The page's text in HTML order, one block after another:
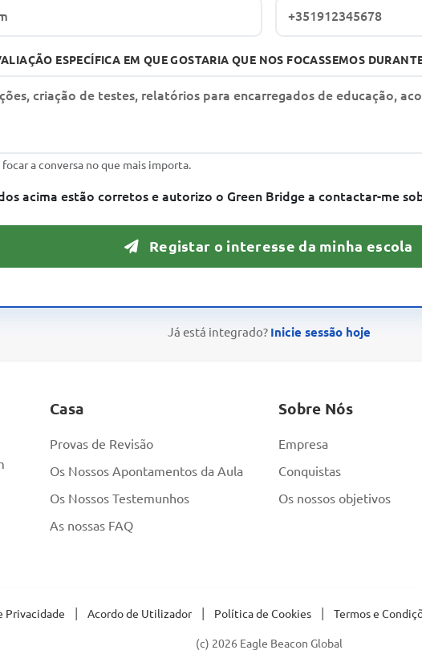
ESPECÍFICA EM QUE GOSTARIA QUE NOS FOCASSEMOS
a conversa no que mais importa.
acima estão corretos e autorizo o Green Bridge a contactar-me
Registar o interesse da minha escola
Já está integrado? Inicie sessão hoje
Casa
Provas de Revisão
Os Nossos Apontamentos da Aula
Os Nossos Testemunhos
As nossas FAQ
Sobre Nós
Empresa
Conquistas
Os nossos objetivos
Privacidade Acordo de Utilizador Política de Cookies Termos e
(c) 2026 Eagle Beacon Global